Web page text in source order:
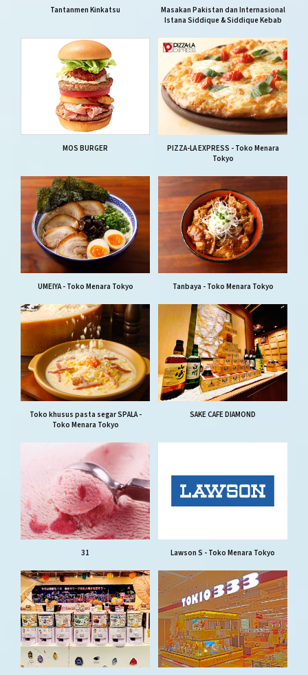
Tantanmen Kinkatsu
Masakan Pakistan dan Internasional
Istana Siddique & Siddique Kebab
MOS BURGER
PIZZA-LA EXPRESS - Toko Menara
Tokyo
UMEIYA - Toko Menara Tokyo Tanbaya - Toko Menara Tokyo
Toko khusus pasta segar SPALA -
Toko Menara Tokyo
SAKE CAFE DIAMOND
31 Lawson S - Toko Menara Tokyo